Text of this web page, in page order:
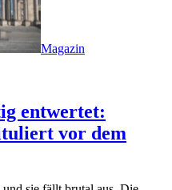
Magazin
entwertet:
vor dem